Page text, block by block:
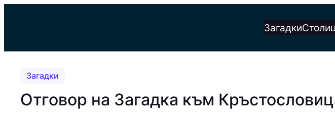
Загадки
Загадки
Отговор на Загадка към